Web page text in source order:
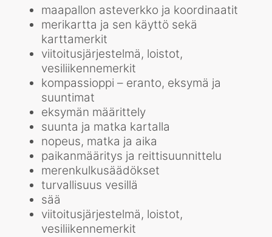
maapallon asteverkko ja koordinaatit
merikartta ja sen käyttö sekä
karttamerkit
viitoitusjärjestelmä, loistot,
vesiliikennemerkit
kompassioppi – eranto, eksymä ja
suuntimat
eksymän määrittely
suunta ja matka kartalla
nopeus, matka ja aika
paikanmääritys ja reittisuunnittelu
merenkulkusäädökset
turvallisuus vesillä
sää
viitoitusjärjestelmä, loistot,
vesiliikennemerkit